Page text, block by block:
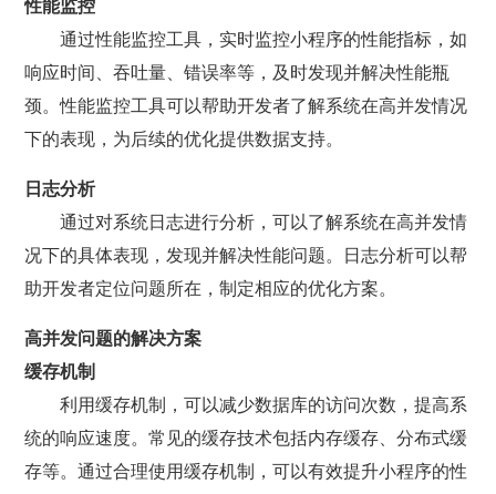
性能监控
通过性能监控工具，实时监控小程序的性能指标，如
响应时间、吞吐量、错误率等，及时发现并解决性能瓶
颈。性能监控工具可以帮助开发者了解系统在高并发情况
下的表现，为后续的优化提供数据支持。
日志分析
通过对系统日志进行分析，可以了解系统在高并发情
况下的具体表现，发现并解决性能问题。日志分析可以帮
助开发者定位问题所在，制定相应的优化方案。
高并发问题的解决方案
缓存机制
利用缓存机制，可以减少数据库的访问次数，提高系
统的响应速度。常见的缓存技术包括内存缓存、分布式缓
存等。通过合理使用缓存机制，可以有效提升小程序的性